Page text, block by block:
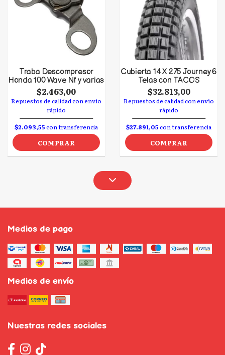
Traba Descompresor
Honda 100 Wave Nf y varias
$2.463,00
Repuestos de calidad con envío
rápido
$2.093,55con transferencia
COMPRAR
Cubierta 14 X 275 Journey 6
Telas con TACOS
$32.813,00
Repuestos de calidad con envío
rápido
$27.891,05con transferencia
COMPRAR
Medios de pago
Medios de envío
Nuestras redes sociales